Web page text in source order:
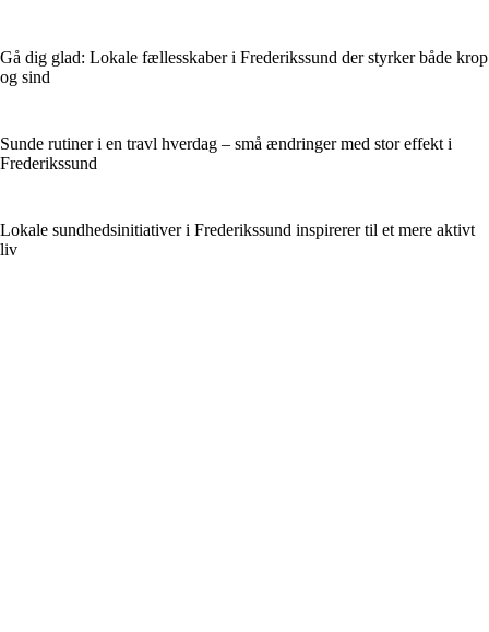
Gå dig glad: Lokale fællesskaber i Frederikssund der styrker både krop
og sind
Sunde rutiner i en travl hverdag – små ændringer med stor effekt i
Frederikssund
Lokale sundhedsinitiativer i Frederikssund inspirerer til et mere aktivt
liv